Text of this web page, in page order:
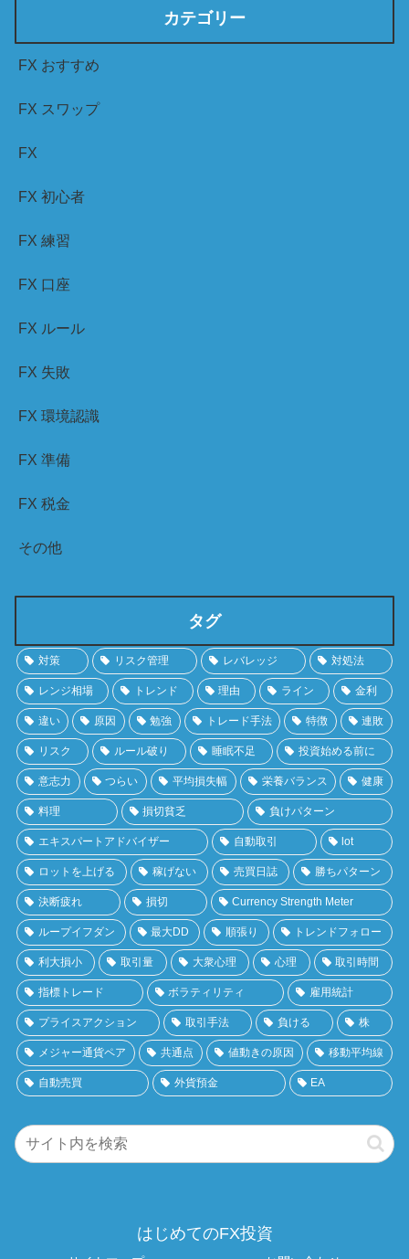
カテゴリー
FX おすすめ
FX スワップ
FX
FX 初心者
FX 練習
FX 口座
FX ルール
FX 失敗
FX 環境認識
FX 準備
FX 税金
その他
タグ
対策 リスク管理 レバレッジ 対処法
レンジ相場 トレンド 理由 ライン 金利
違い 原因 勉強 トレード手法 特徴 連敗
リスク ルール破り 睡眠不足 投資始める前に
意志力 つらい 平均損失幅 栄養バランス 健康
料理 損切貧乏 負けパターン
エキスパートアドバイザー 自動取引 lot
ロットを上げる 稼げない 売買日誌 勝ちパターン
決断疲れ 損切 Currency Strength Meter
ループイフダン 最大DD 順張り トレンドフォロー
利大損小 取引量 大衆心理 心理 取引時間
指標トレード ボラティリティ 雇用統計
プライスアクション 取引手法 負ける 株
メジャー通貨ペア 共通点 値動きの原因 移動平均線
自動売買 外貨預金 EA
はじめてのFX投資